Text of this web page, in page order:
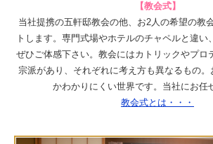
【教会式】
当社提携の五軒邸教会の他、お2人の希望の教
トします。専門式場やホテルのチャペルと違い
ぜひご体感下さい。教会にはカトリックやプロ
宗派があり、それぞれに考え方も異なるもの
かわかりにくい世界です。当社にお任
教会式とは・・・